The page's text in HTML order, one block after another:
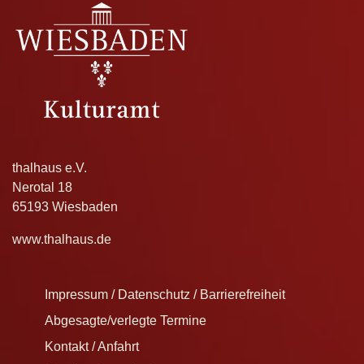
thalhaus e.V.
Nerotal 18
65193 Wiesbaden
www.thalhaus.de
Impressum / Datenschutz / Barrierefreiheit
Abgesagte/verlegte Termine
Kontakt / Anfahrt